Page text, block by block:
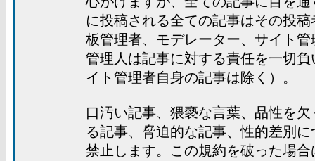
に投稿される全ての記事はその投
板管理者、モデレーター、サイト
管理人は記事に対する責任を一切
イト管理者自身の記事は除く）。
口汚い記事、猥褻な言葉、品性を
る記事、脅迫的な記事、性的差別
禁止します。この規約を破った場